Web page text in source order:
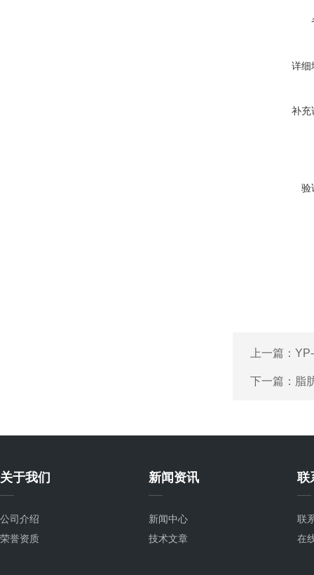
详细
补充
验
上一篇：
下一篇： 脂
关于我们
公司介绍
荣誉资质
新闻资讯
新闻中心
技术文章
联
联
在